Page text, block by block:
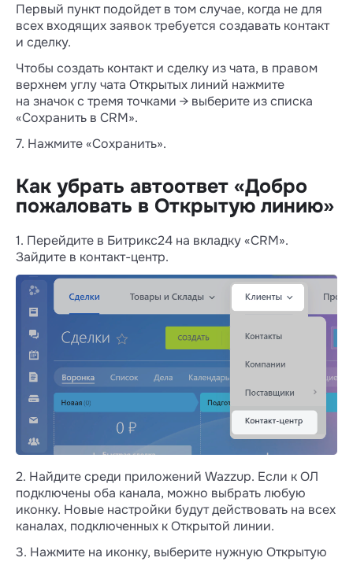
порядке и кто из сотрудников получает
новые чаты. Ещё есть выбор ролей,
от которых зависит видимость переписок.
В обеих интеграциях работу каждого
канала надо настраивать отдельно.
Настройки Wazzup проще, а Открытой
линии — детальнее. Например, в ОЛ можно
ограничить количество одновременных
Чтобы больше узнать о настройках, изучите
статьи:
👉о настройках Открытой линии
Выводы
В Wazzup удобнее работать продавцам: тут
есть статусы сообщений, запись
голосовых, можно цитировать сообщения.
А еще их проще и быстрее настроить.
Открытые линии удобны для поддержки,
которая не ведет CRM, а работает только
с обращениями: там можно передавать
клиента другому сотруднику прямо в чате.
Выше описаны базовые отличия,
которые могут быть важны
в переписке. Отличий больше:
в Открытых линиях есть
инструменты, которых нет
Первый пункт подойдет в том случае, когда не для
всех входящих заявок требуется создавать контакт
и сделку.
Чтобы создать контакт и сделку из чата, в правом
верхнем углу чата Открытых линий нажмите
на значок с тремя точками → выберите из списка
«Сохранить в CRM».
7. Нажмите «Сохранить».
Как убрать автоответ «Добро
пожаловать в Открытую линию»
1. Перейдите в Битрикс24 на вкладку «СRM».
Зайдите в контакт-центр.
2. Найдите среди приложений Wazzup. Если к ОЛ
подключены оба канала, можно выбрать любую
иконку. Новые настройки будут действовать на всех
каналах, подключенных к Открытой линии.
3. Нажмите на иконку, выберите нужную Открытую